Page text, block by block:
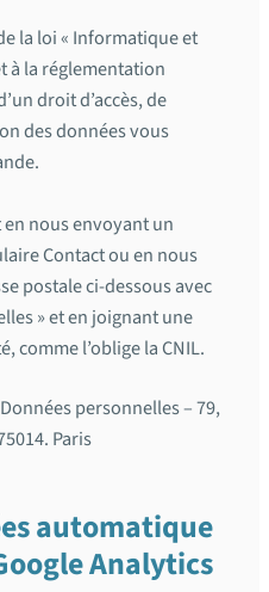
la loi « Informatique et
à la réglementation
droit d’accès, de
des données vous
nous envoyant un
Contact ou en nous
postale ci-dessous avec
» et en joignant une
comme l’oblige la CNIL.
personnelles – 79,
Paris
automatique
Analytics